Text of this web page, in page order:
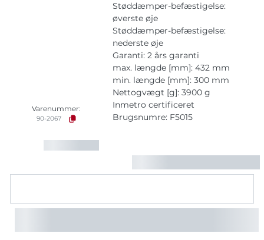
Varenummer:
90-2067
Støddæmper-befæstigelse:
øverste øje
Støddæmper-befæstigelse:
nederste øje
Garanti: 2 års garanti
max. længde [mm]: 432 mm
min. længde [mm]: 300 mm
Nettogvægt [g]: 3900 g
Inmetro certificeret
Brugsnumre: F5015